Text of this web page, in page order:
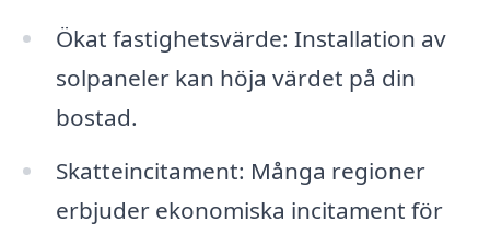
Ökat fastighetsvärde: Installation av
solpaneler kan höja värdet på din
bostad.
Skatteincitament: Många regioner
erbjuder ekonomiska incitament för